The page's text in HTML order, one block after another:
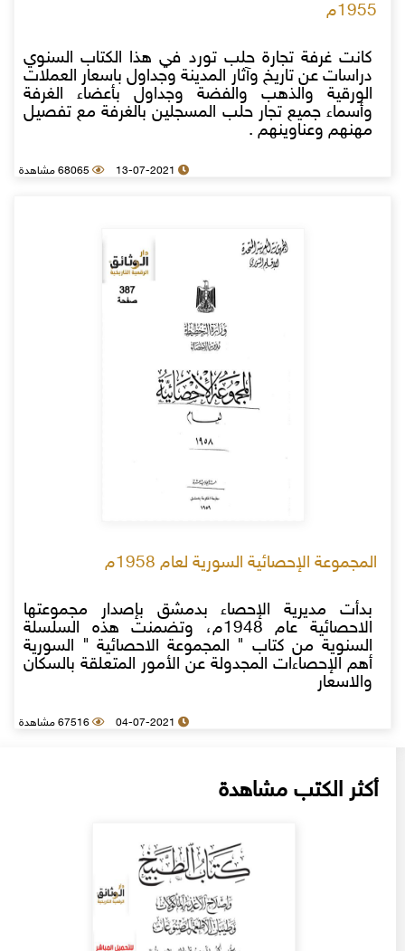
1955م
كانت غرفة تجارة حلب تورد في هذا الكتاب السنوي
دراسات عن تاريخ وآثار المدينة وجداول باسعار العملات
الورقية والذهب والفضة وجداول بأعضاء الغرفة
وأسماء جميع تجار حلب المسجلين بالغرفة مع تفصيل
مهنهم وعناوينهم .
13-07-2021 68065 مشاهدة
المجموعة الإحصائية السورية لعام 1958م
بدأت مديرية الإحصاء بدمشق بإصدار مجموعتها
الاحصائية عام 1948م، وتضمنت هذه السلسلة
السنوية من كتاب " المجموعة الاحصائية " السورية
أهم الإحصاءات المجدولة عن الأمور المتعلقة بالسكان
والاسعار
04-07-2021 67516 مشاهدة
أكثر الكتب مشاهدة